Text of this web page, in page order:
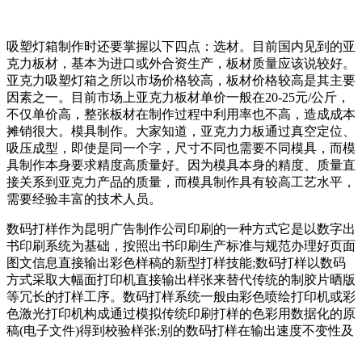
吸塑灯箱制作时还要掌握以下四点：选材。目前国内见到的亚
克力板材，基本为进口或外合资生产，板材质量应该说较好。
亚克力吸塑灯箱之所以市场价格较高，板材价格较高是其主要
因素之一。目前市场上亚克力板材单价一般在20-25元/公斤，
不仅单价高，整张板材在制作过程中利用率也不高，造成成本
摊销很大。模具制作。大家知道，亚克力力板通过真空定位、
吸压成型，即使是同一个字，尺寸不同也需要不同模具，而模
具制作本身要求精度高质量好。因为模具本身的精度、质量直
接关系到亚克力产品的质量，而模具制作具有较高工艺水平，
需要经验丰富的技术人员。
数码打样作为昆明广告制作公司印刷的一种方式它是以数字出
书印刷系统为基础，按照出书印刷生产标准与规范办理好页面
图文信息直接输出彩色样稿的新型打样技能;数码打样以数码
方式采取大幅面打印机直接输出样张来替代传统的制胶片晒版
等冗长的打样工序。数码打样系统一般由彩色喷绘打印机或彩
色激光打印机构成通过模拟传统印刷打样的色彩用数据化的原
稿(电子文件)得到校验样张;别的数码打样在输出速度不变性及